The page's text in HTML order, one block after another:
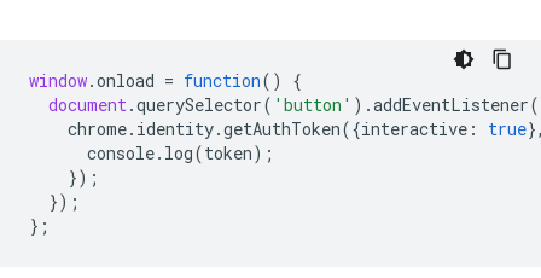
window.onload = function()
{
document.querySelector( 'button' ).addEventListener(
chrome. identity.getAuthToken({interactive : true
console. log(token);
});
});
};